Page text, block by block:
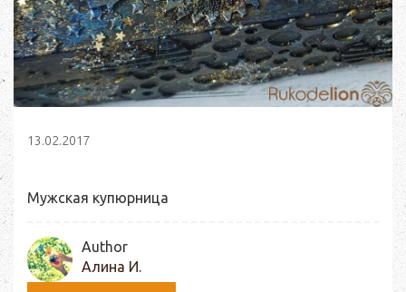
13.02.2017
Мужская купюрница
Author
Алина И.